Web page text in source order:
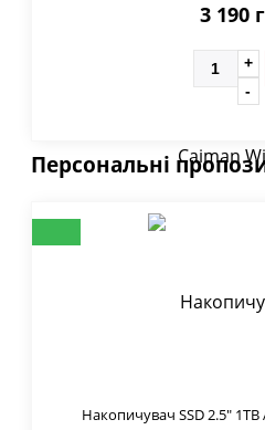
3 190
Персональні
Накопичувач SSD 2.5" 1TB